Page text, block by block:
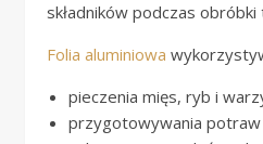
składników podczas
Folia aluminiowa
pieczenia mięs, ryb i
przygotowywania potraw